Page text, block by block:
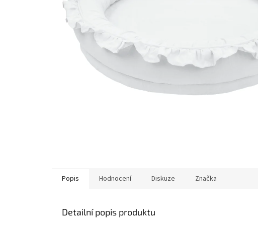
Popis Hodnocení Diskuze Značka
Detailní popis produktu